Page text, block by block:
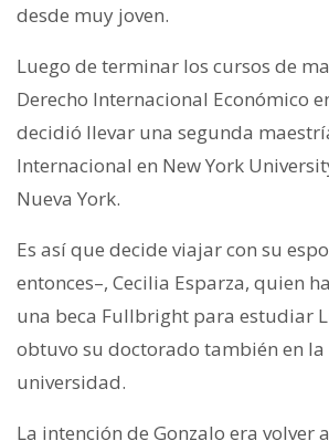
desde muy joven.
Luego de terminar los cursos de
Derecho Internacional Económico
decidió llevar una segunda
Internacional en New York
Nueva York.
Es así que decide viajar con su
entonces–, Cecilia Esparza, quien
una beca Fullbright para estudiar
obtuvo su doctorado también en la
universidad.
La intención de Gonzalo era volver